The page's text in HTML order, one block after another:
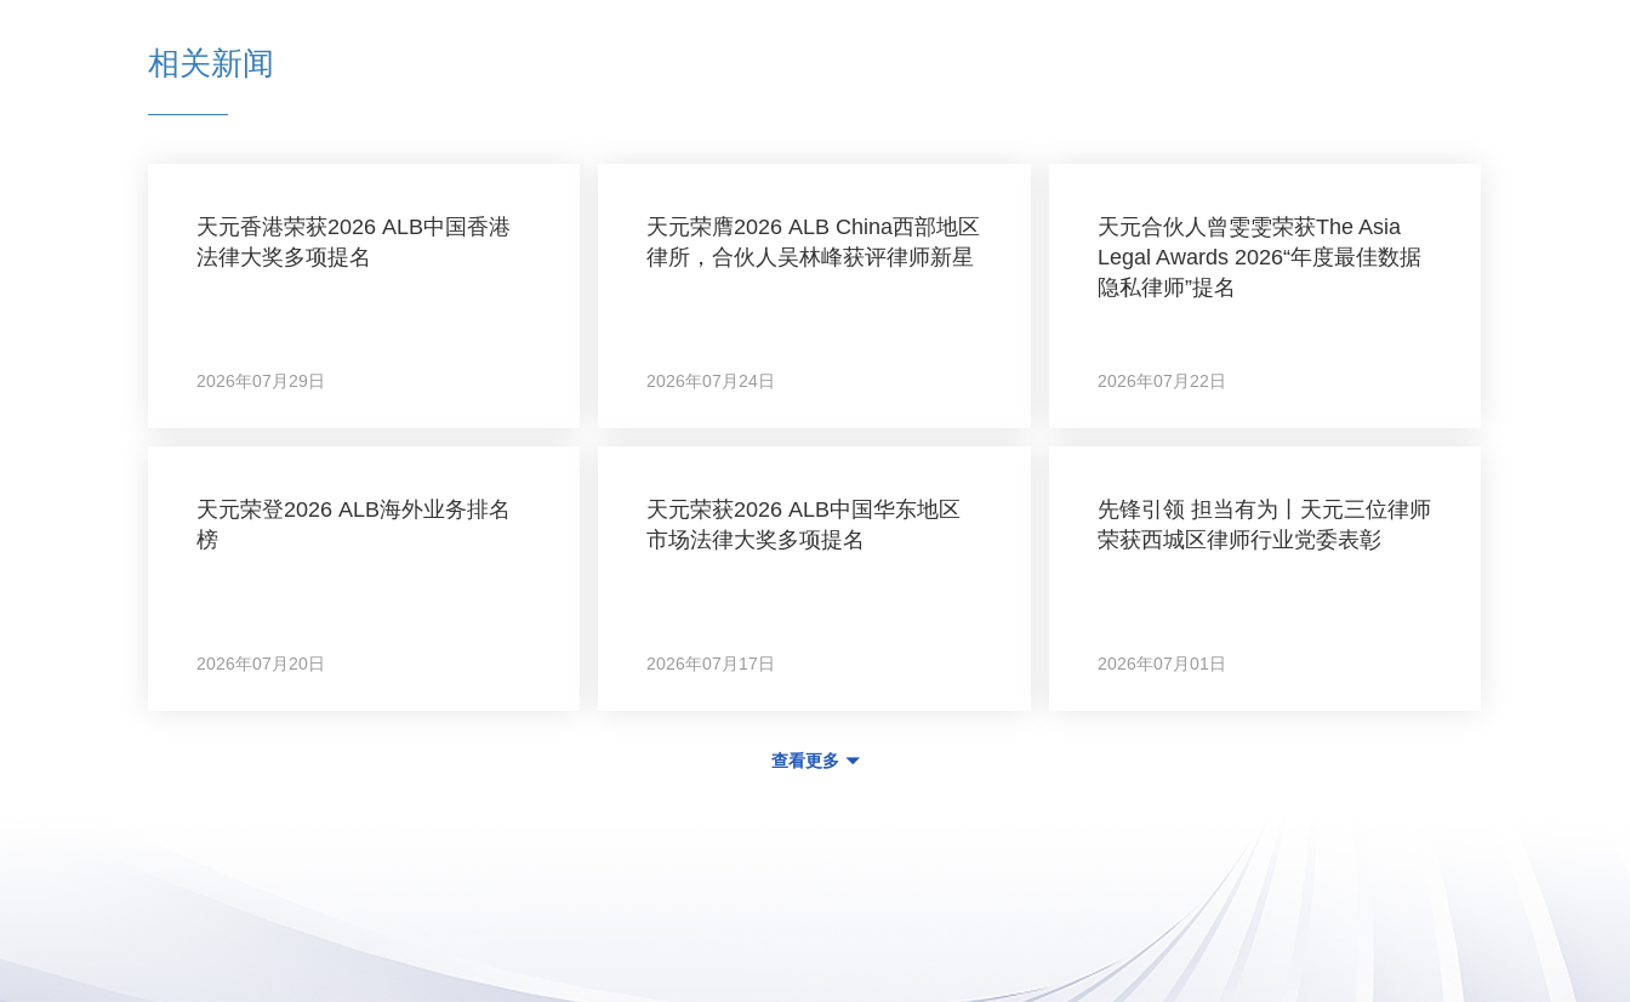
相关新闻
天元香港荣获2026 ALB中国香港
法律大奖多项提名
2026年07月29日
天元荣膺2026 ALB China西部地区
律所，合伙人吴林峰获评律师新星
2026年07月24日
天元合伙人曾雯雯荣获The Asia
Legal Awards 2026“年度最佳数据
隐私律师”提名
2026年07月22日
天元荣登2026 ALB海外业务排名
榜
2026年07月20日
天元荣获2026 ALB中国华东地区
市场法律大奖多项提名
2026年07月17日
先锋引领 担当有为丨天元三位律师
荣获西城区律师行业党委表彰
2026年07月01日
查看更多